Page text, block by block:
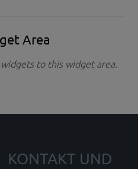
Area
to this widget area.
KONTAKT UND